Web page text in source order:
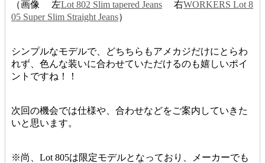
（画像 左Lot 802 Slim tapered Jeans 右WORKERS Lot 8
05 Super Slim Straight Jeans）
シンプルなモデルで、どちちらもアメカジだけにとらわ
れず、色んな装いに合わせていただけるのも嬉しいポイ
ントですね！！
次回の機会では仕様や、合わせなどをご案内していきた
いと思います。
※尚、Lot 805は限定モデルとなっており、メーカーでも